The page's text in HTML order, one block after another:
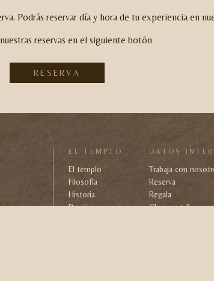
Podrás reservar día y hora de tu experiencia en
reservas en el siguiente botón
RESERVA
EL TEMPLO
El templo
Filosofía
Historia
Boutique
DATOS
Trabaja con
Reserva
Regala
Clases y talleres